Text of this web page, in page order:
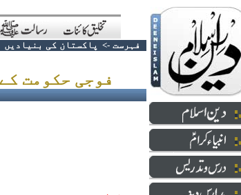
فہرست -> پاکستان کی بنیادیں